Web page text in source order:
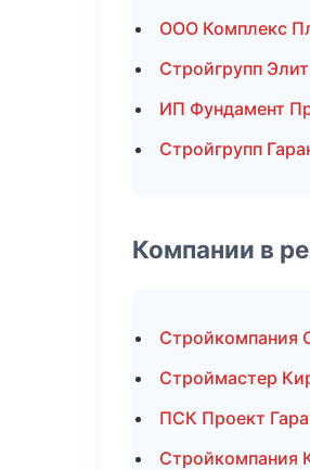
ООО Комплекс
Стройгрупп
ИП Фундамент
Стройгрупп
Компании в
Стройкомпания
Строймастер
ПСК Проект
Стройкомпания